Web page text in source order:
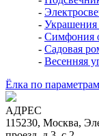
-
- Украшения
- Симфония
- Садовая
- Весенняя
Ёлка по параметрам
АДРЕС
115230, Москва,